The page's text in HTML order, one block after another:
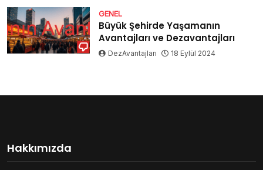
GENEL
Büyük Şehirde Yaşamanın
Avantajları ve Dezavantajları
DezAvantajları 18 Eylül 2024
Hakkımızda